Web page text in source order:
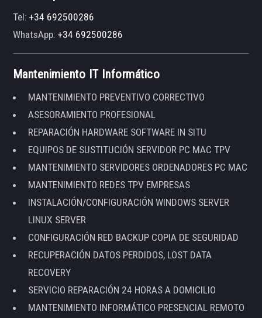
Tel:+34 692500286
WhatsApp:+34 692500286
Mantenimiento IT Informático
MANTENIMIENTO PREVENTIVO CORRECTIVO
ASESORAMIENTO PROFESIONAL
REPARACIÓN HARDWARE SOFTWARE IN SITU
EQUIPOS DE SUSTITUCIÓN SERVIDOR PC MAC TPV
MANTENIMIENTO SERVIDORES ORDENADORES PC MAC
MANTENIMIENTO REDES TPV EMPRESAS
INSTALACIÓN/CONFIGURACIÓN WINDOWS SERVER
LINUX SERVER
CONFIGURACIÓN RED BACKUP COPIA DE SEGURIDAD
RECUPERACIÓN DATOS PERDIDOS, LOST DATA
RECOVERY
SERVICIO REPARACIÓN 24 HORAS A DOMICILIO
MANTENIMIENTO INFORMÁTICO PRESENCIAL REMOTO